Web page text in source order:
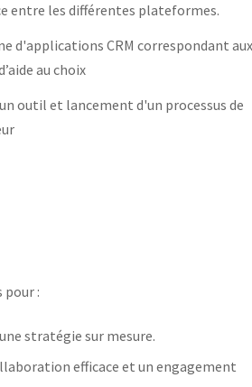
entre les différentes plateformes.
d'applications CRM correspondant aux
au choix
outil et lancement d'un processus de
pour :
stratégie sur mesure.
efficace et un engagement